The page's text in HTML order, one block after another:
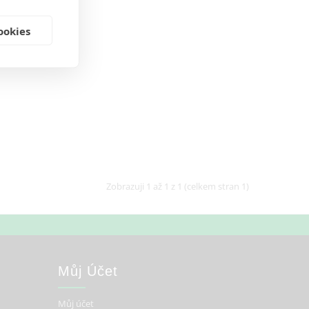
Zobrazuji 1 až 1 z 1 (celkem stran 1)
Můj Účet
Můj účet